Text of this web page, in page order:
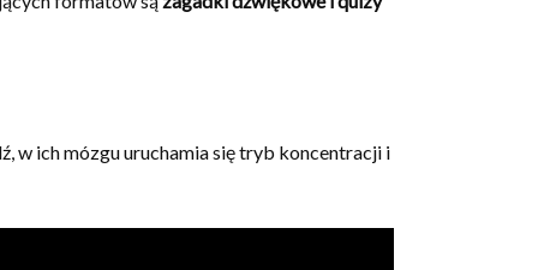
w ich mózgu uruchamia się tryb koncentracji i